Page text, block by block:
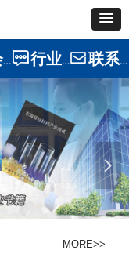
ꁳ行业资讯 ꂘ联系我们
MORE>>
넲